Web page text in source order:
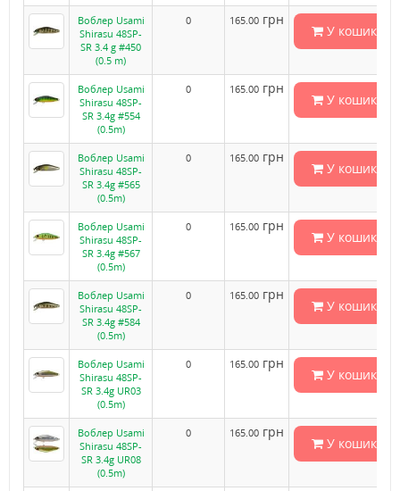
Воблер Usami
Shirasu 48SP-
SR 3.4 g #450
(0.5 m)
0 165.00 грн
У кошик
Воблер Usami
Shirasu 48SP-
SR 3.4g #554
(0.5m)
0 165.00 грн
У кошик
Воблер Usami
Shirasu 48SP-
SR 3.4g #565
(0.5m)
0 165.00 грн
У кошик
Воблер Usami
Shirasu 48SP-
SR 3.4g #567
(0.5m)
0 165.00 грн
У кошик
Воблер Usami
Shirasu 48SP-
SR 3.4g #584
(0.5m)
0 165.00 грн
У кошик
Воблер Usami
Shirasu 48SP-
SR 3.4g UR03
(0.5m)
0 165.00 грн
У кошик
Воблер Usami
Shirasu 48SP-
SR 3.4g UR08
(0.5m)
0 165.00 грн
У кошик